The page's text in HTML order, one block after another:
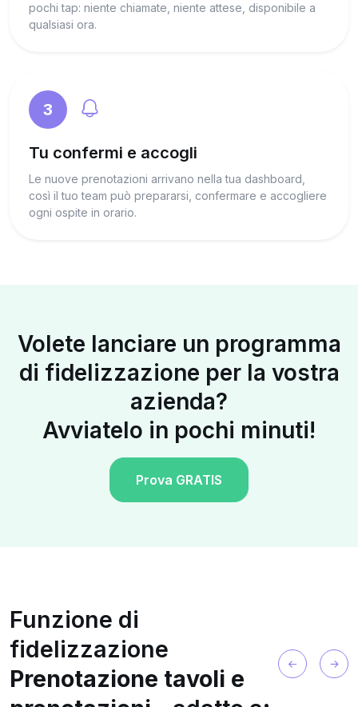
pochi tap: niente chiamate, niente attese, disponibile a
qualsiasi ora.
3
Tu confermi e accogli
Le nuove prenotazioni arrivano nella tua dashboard,
così il tuo team può prepararsi, confermare e accogliere
ogni ospite in orario.
Volete lanciare un programma
di fidelizzazione per la vostra
azienda?
Avviatelo in pochi minuti!
Prova GRATIS
Funzione di
fidelizzazione
Prenotazione tavoli e